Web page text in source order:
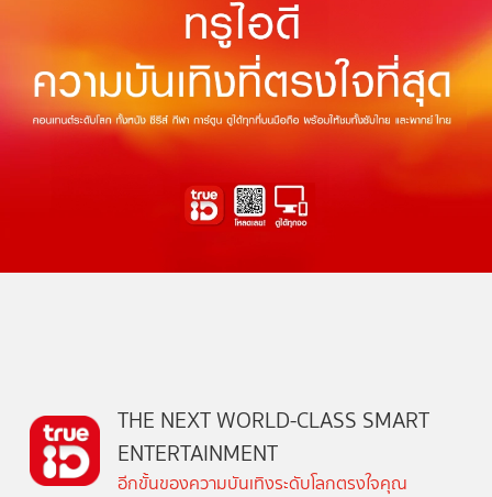
THE NEXT WORLD-CLASS SMART
ENTERTAINMENT
อีกขั้นของความบันเทิงระดับโลกตรงใจคุณ